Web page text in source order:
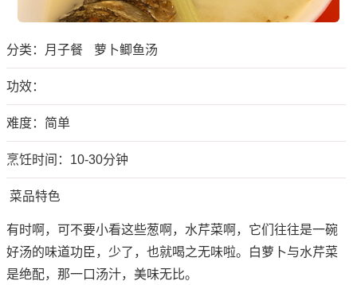
分类： 月子餐 萝卜鲫鱼汤
功效：
难度：简单
烹饪时间：10-30分钟
菜品特色
有时啊，可不要小看这些葱啊，水芹菜啊，它们往往是一碗
好汤的味道功臣，少了，也就喝之无味啦。白萝卜与水芹菜
是绝配，那一口汤汁，美味无比。